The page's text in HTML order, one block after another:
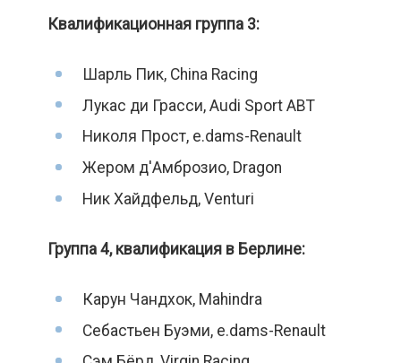
Квалификационная группа 3:
Шарль Пик, China Racing
Лукас ди Грасси, Audi Sport ABT
Николя Прост, e.dams-Renault
Жером д'Амброзио, Dragon
Ник Хайдфельд, Venturi
Группа 4, квалификация в Берлине:
Карун Чандхок, Mahindra
Себастьен Буэми, e.dams-Renault